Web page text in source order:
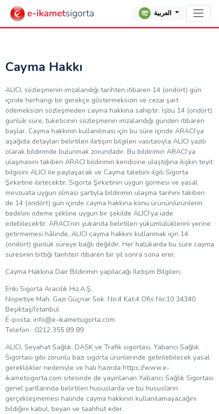
العربية
Cayma Hakkı
ALICI, sözleşmenin imzalandığı tarihten itibaren 14 (ondört) gün
içinde herhangi bir gerekçe göstermeksizin ve cezai şart
ödemeksizin sözleşmeden cayma hakkına sahiptir. İşbu 14 (ondört)
günlük süre, tüketicinin sözleşmenin imzalandığı günden itibaren
başlar. Cayma hakkının kullanılması için bu süre içinde ARACI’ya
aşağıda detayları belirtilen iletişim bilgileri vasıtasıyla ALICI yazılı
olarak bildirimde bulunmak zorundadır. Bu bildirimin ARACI’ya
ulaşmasını takiben ARACI bildirimin kendisine ulaştığına ilişkin teyit
bilgisini ALICI ile paylaşacak ve Cayma talebini ilgili Sigorta
Şirketine iletecektir. Sigorta Şirketinin uygun görmesi ve yasal
mevzuata uygun olması şartıyla bildirimin ulaşma tarihini takiben
de 14 (ondört) gün içinde cayma hakkına konu ürünün/ürünlerin
bedelini ödeme şekline uygun bir şekilde ALICI’ya iade
edebilecektir. ARACI’nın yukarıda belirtilen yükümlülüklerini yerine
getirmemesi hâlinde, ALICI cayma hakkını kullanmak için 14
(ondört) günlük süreye bağlı değildir. Her halükarda bu süre cayma
süresinin bittiği tarihten itibaren bir yıl sonra sona erer.
Cayma Hakkına Dair Bildirimin yapılacağı İletişim Bilgileri;
Enki Sigorta Aracılık Hiz.A.Ş.
Nispetiye Mah. Gazi Güçnar Sok. No:4 Kat:4 Ofis No:10 34340
Beşiktaş/İstanbul
E-posta: info@e-ikametsigorta.com
Telefon : 0212 355 89 89
ALICI, Seyahat Sağlık, DASK ve Trafik sigortası, Yabancı Sağlık
Sigortası gibi zorunlu bazı sigorta ürünlerinde getirilebilecek yasal
gereklilikler nedeniyle ve hali hazırda https://www.e-
ikametsigorta.com sitesinde de yayınlanan Yabancı Sağlık Sigortası
genel şartlarında belirtilen hususlarda ve bu hususların
gerçekleşmemesi halinde cayma hakkının kullanılamayacağını
bildiğini kabul, beyan ve taahhüt eder.